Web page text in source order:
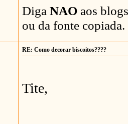
Diga NAO aos
ou da fonte copiada.
RE: Como decorar biscoitos????
Tite,